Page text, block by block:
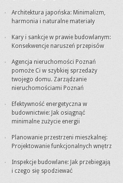
Architektura japońska: Minimalizm,
harmonia i naturalne materiały
Kary i sankcje w prawie budowlanym:
Konsekwencje naruszeń przepisów
Agencja nieruchomości Poznań
pomoże Ci w szybkiej sprzedaży
twojego domu. Zarządzanie
nieruchomościami Poznań
Efektywność energetyczna w
budownictwie: Jak osiągnąć
minimalne zużycie energii
Planowanie przestrzeni mieszkalnej:
Projektowanie funkcjonalnych wnętrz
Inspekcje budowlane: Jak przebiegają
i czego się spodziewać